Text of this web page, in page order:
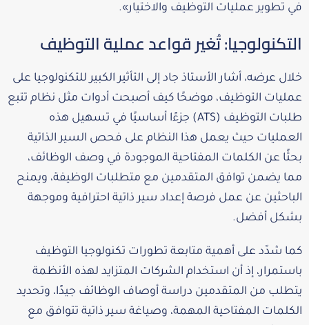
في تطوير عمليات التوظيف والاختيار».
التكنولوجيا: تُغير قواعد عملية التوظيف
خلال عرضه، أشار الأستاذ جاد إلى التأثير الكبير للتكنولوجيا على
عمليات التوظيف، موضحًا كيف أصبحت أدوات مثل نظام تتبع
طلبات التوظيف (ATS) جزءًا أساسيًا في تسهيل هذه
العمليات حيث يعمل هذا النظام على فحص السير الذاتية
بحثًا عن الكلمات المفتاحية الموجودة في وصف الوظائف،
مما يضمن توافق المتقدمين مع متطلبات الوظيفة، ويمنح
الباحثين عن عمل فرصة إعداد سير ذاتية احترافية وموجهة
بشكل أفضل.
كما شدّد على أهمية متابعة تطورات تكنولوجيا التوظيف
باستمرار، إذ أن استخدام الشركات المتزايد لهذه الأنظمة
يتطلب من المتقدمين دراسة أوصاف الوظائف جيدًا، وتحديد
الكلمات المفتاحية المهمة، وصياغة سير ذاتية تتوافق مع